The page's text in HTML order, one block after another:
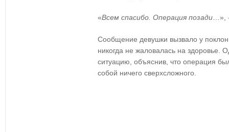
«Всем спасибо. Операция позади …»,
Сообщение девушки вызвало у
никогда не жаловалась на здоровье.
ситуацию, объяснив, что операция
собой ничего сверхсложного.